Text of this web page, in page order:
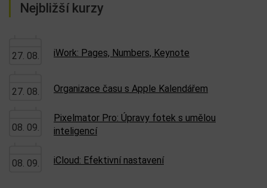
Nejbližší kurzy
27. 08. iWork: Pages, Numbers, Keynote
27. 08. Organizace času s Apple Kalendářem
08. 09.
Pixelmator Pro: Úpravy fotek s umělou
inteligencí
08. 09. iCloud: Efektivní nastavení